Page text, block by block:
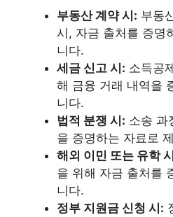
부동산 계약 시: 부동
시, 자금 출처를 증명
니다.
세금 신고 시: 소득공
해 금융 거래 내역을
니다.
법적 분쟁 시: 소송 과
을 증명하는 자료로
해외 이민 또는 유학
을 위해 자금 출처를
니다.
정부 지원금 신청 시: